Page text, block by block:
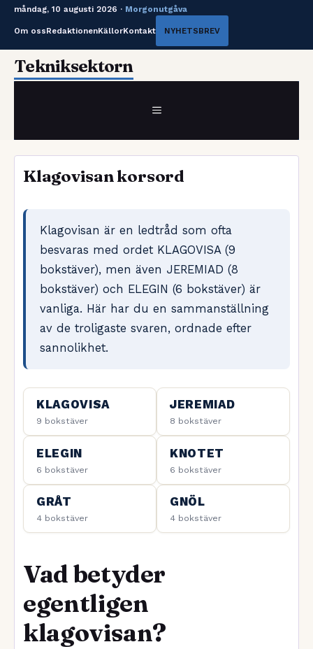
måndag, 10 augusti 2026 · Morgonutgåva
Om ossRedaktionenKällorKontakt NYHETSBREV
Hoppa
Tekniksektorn
MENY
Klagovisan korsord
Klagovisan är en ledtråd som ofta
besvaras med ordet KLAGOVISA (9
bokstäver), men även JEREMIAD (8
bokstäver) och ELEGIN (6 bokstäver) är
vanliga. Här har du en sammanställning
av de troligaste svaren, ordnade efter
sannolikhet.
KLAGOVISA
9 bokstäver
JEREMIAD
8 bokstäver
ELEGIN
6 bokstäver
KNOTET
6 bokstäver
GRÅT
4 bokstäver
GNÖL
4 bokstäver
Vad betyder
egentligen
klagovisan?